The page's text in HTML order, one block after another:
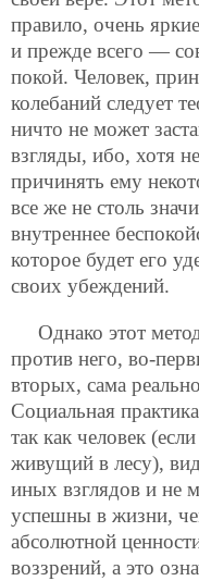
правило, очень
и прежде всего —
покой. Человек,
колебаний следует
ничто не может
взгляды, ибо, хотя
причинять ему
все же не столь
внутреннее
которое будет его
своих убеждений.
Однако этот
против него, во-
вторых, сама
Социальная
так как человек
живущий в лесу),
иных взглядов и не
успешны в жизни,
абсолютной
воззрений, а это